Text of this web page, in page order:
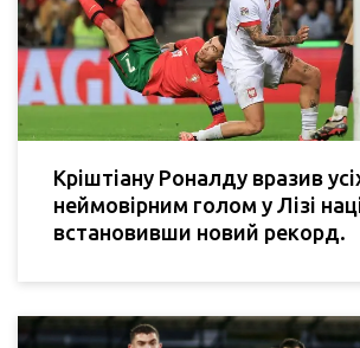
Кріштіану Роналду вразив
неймовірним голом у Лізі
встановивши новий рекорд.